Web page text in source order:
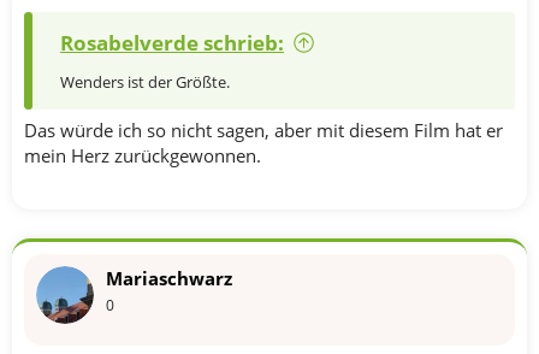
Rosabelverde schrieb:
Wenders ist der Größte.
Das würde ich so nicht sagen, aber mit diesem Film hat er
mein Herz zurückgewonnen.
Mariaschwarz
0